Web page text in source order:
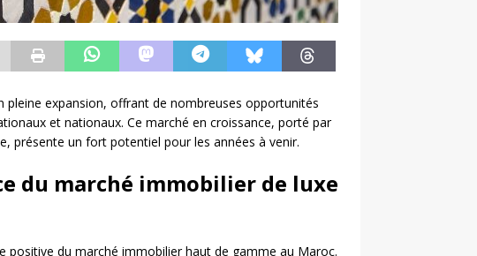
expansion, offrant de nombreuses opportunités
et nationaux. Ce marché en croissance, porté par
présente un fort potentiel pour les années à venir.
du marché immobilier de luxe
positive du marché immobilier haut de gamme au Maroc.